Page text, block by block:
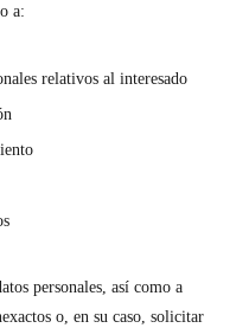
a:
relativos al interesado
personales, así como a
o, en su caso, solicitar